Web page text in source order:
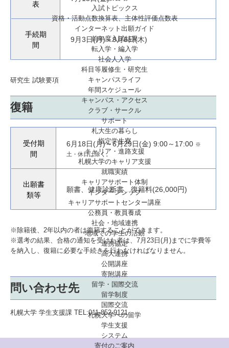
入試トピックス
資格・活動点数換算表、主体性評価点数表
インターネット出願ガイド
前年度入試結果
転入学・編入学
社会人入学
科目等履修生・研究生
キャンパスライフ
年間スケジュール
キャンパス・アクセス
クラブ・サークル
サポート
札大生の暮らし
指定学生寮
キャリア・進路支援
札幌大学のキャリア支援
就職実績
キャリアサポート体制
インターンシップ
キャリアサポートセンター講座
公務員・教員養成
社会・地域連携
地域での学生の活動
連携協定
高大連携
公開講座
寄附講座
留学・国際交流
留学制度
国際交流
札幌大学への留学
学生支援
システム
寄付のご案内
表
手続期
間
9月3日(月)～9月6日(木)
研究生 試験要項
復籍
受付期
間
6月18日(月)～6月29日(金) 9:00～17:00 ※
土・休日は除く。
出願書
類等
願書、健康診断書、復籍料(26,000円)
※除籍後、2年以内の者は復籍することができます。
※選考の結果、合格の通知を受けた者は、7月23日(月)までに学費等
を納入し、復籍に必要な手続きを行わなければなりません。
問い合わせ先
札幌大学 学生支援課 TEL:011-852-9121